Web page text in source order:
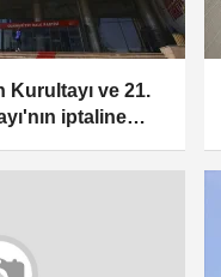
Kurultayı ve 21.
iptaline